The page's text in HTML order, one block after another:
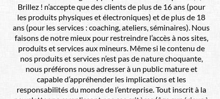
Brillez ! n’accepte que des clients de plus de 16 ans (pour
les produits physiques et électroniques) et de plus de 18
ans (pour les services : coaching, ateliers, séminaires). Nous
faisons de notre mieux pour restreindre l’accès à nos sites,
produits et services aux mineurs. Même si le contenu de
nos produits et services n’est pas de nature choquante,
nous préférons nous adresser à un public mature et
capable d’appréhender les implications et les
responsabilités du monde de l’entreprise. Tout inscrit à la